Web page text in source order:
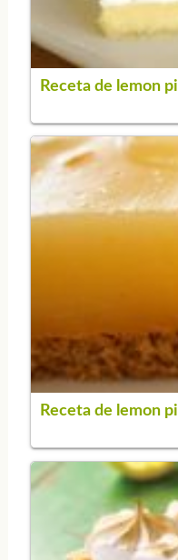
Receta de lemon
Receta de lemon